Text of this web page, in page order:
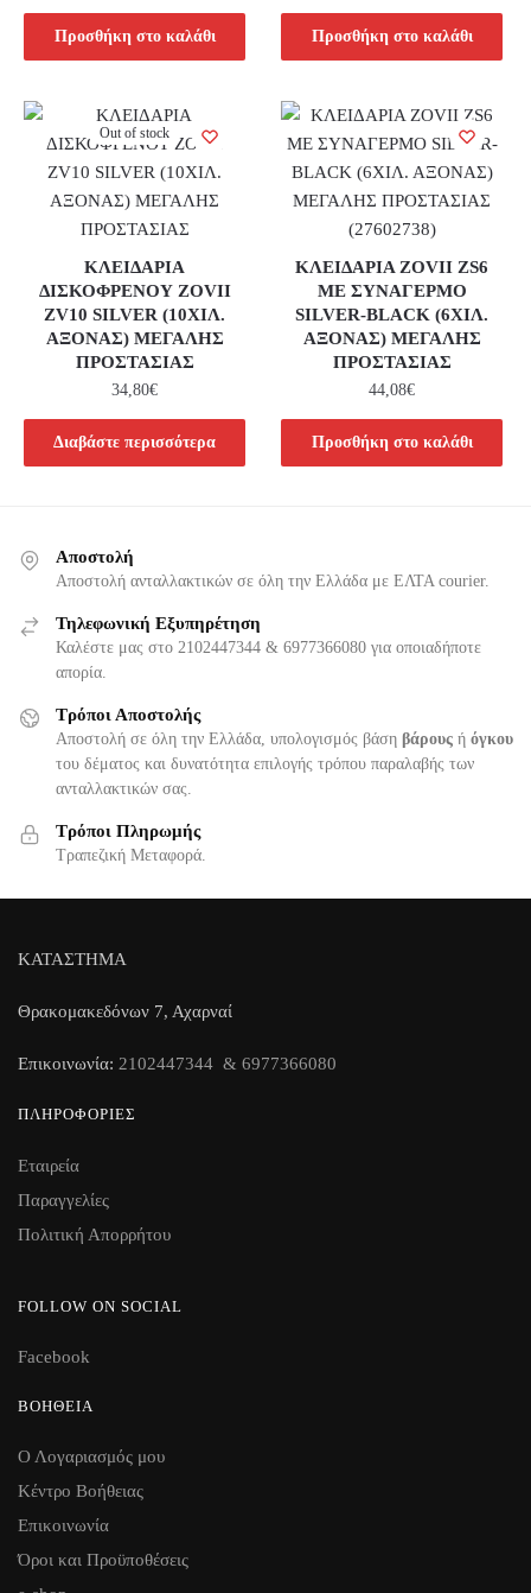
Προσθήκη στο καλάθι Προσθήκη στο καλάθι
Out of stock
ΚΛΕΙΔΑΡΙΑ
ΔΙΣΚΟΦΡΕΝΟΥ ZOVII
ZV10 SILVER (10ΧΙΛ.
ΑΞΟΝΑΣ) ΜΕΓΑΛΗΣ
ΠΡΟΣΤΑΣΙΑΣ
34,80€
Διαβάστε περισσότερα
ΚΛΕΙΔΑΡΙΑ ZOVII ZS6
ΜΕ ΣΥΝΑΓΕΡΜΟ
SILVER-BLACK (6ΧΙΛ.
ΑΞΟΝΑΣ) ΜΕΓΑΛΗΣ
ΠΡΟΣΤΑΣΙΑΣ
44,08€
Προσθήκη στο καλάθι
Αποστολή
Αποστολή ανταλλακτικών σε όλη την Ελλάδα με ΕΛΤΑ courier.
Τηλεφωνική Εξυπηρέτηση
Καλέστε μας στο 2102447344 & 6977366080 για οποιαδήποτε
απορία.
Τρόποι Αποστολής
Αποστολή σε όλη την Ελλάδα, υπολογισμός βάση βάρους ή όγκου
του δέματος και δυνατότητα επιλογής τρόπου παραλαβής των
ανταλλακτικών σας.
Τρόποι Πληρωμής
Τραπεζική Μεταφορά.
ΚΑΤΑΣΤΗΜΑ
Θρακομακεδόνων 7, Αχαρναί
Επικοινωνία: 2102447344 & 6977366080
ΠΛΗΡΟΦΟΡΊΕΣ
Εταιρεία
Παραγγελίες
Πολιτική Απορρήτου
FOLLOW ON SOCIAL
Facebook
ΒΟΉΘΕΙΑ
Ο Λογαριασμός μου
Κέντρο Βοήθειας
Επικοινωνία
Όροι και Προϋποθέσεις